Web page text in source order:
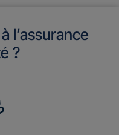
à l’assurance
?